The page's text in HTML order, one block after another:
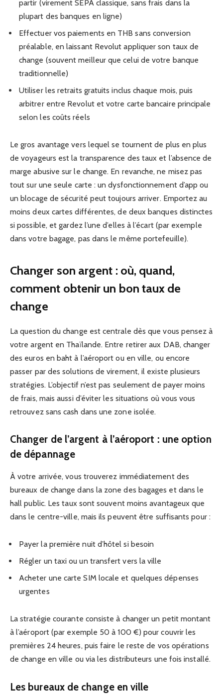
partir (virement SEPA classique, sans frais dans la
plupart des banques en ligne)
Effectuer vos paiements en THB sans conversion
préalable, en laissant Revolut appliquer son taux de
change (souvent meilleur que celui de votre banque
traditionnelle)
Utiliser les retraits gratuits inclus chaque mois, puis
arbitrer entre Revolut et votre carte bancaire principale
selon les coûts réels
Le gros avantage vers lequel se tournent de plus en plus
de voyageurs est la transparence des taux et l’absence de
marge abusive sur le change. En revanche, ne misez pas
tout sur une seule carte : un dysfonctionnement d’app ou
un blocage de sécurité peut toujours arriver. Emportez au
moins deux cartes différentes, de deux banques distinctes
si possible, et gardez l’une d’elles à l’écart (par exemple
dans votre bagage, pas dans le même portefeuille).
Changer son argent : où, quand,
comment obtenir un bon taux de
change
La question du change est centrale dès que vous pensez à
votre argent en Thaïlande. Entre retirer aux DAB, changer
des euros en baht à l’aéroport ou en ville, ou encore
passer par des solutions de virement, il existe plusieurs
stratégies. L’objectif n’est pas seulement de payer moins
de frais, mais aussi d’éviter les situations où vous vous
retrouvez sans cash dans une zone isolée.
Changer de l’argent à l’aéroport : une option
de dépannage
À votre arrivée, vous trouverez immédiatement des
bureaux de change dans la zone des bagages et dans le
hall public. Les taux sont souvent moins avantageux que
dans le centre-ville, mais ils peuvent être suffisants pour :
Payer la première nuit d’hôtel si besoin
Régler un taxi ou un transfert vers la ville
Acheter une carte SIM locale et quelques dépenses
urgentes
La stratégie courante consiste à changer un petit montant
à l’aéroport (par exemple 50 à 100 €) pour couvrir les
premières 24 heures, puis faire le reste de vos opérations
de change en ville ou via les distributeurs une fois installé.
Les bureaux de change en ville